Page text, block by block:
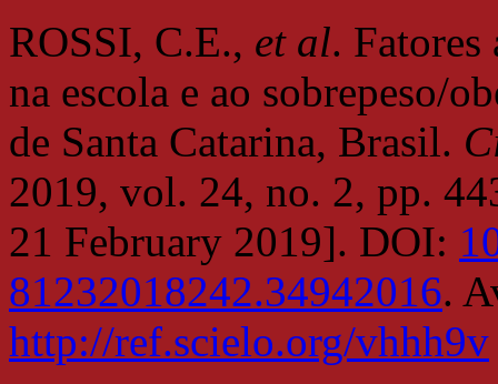
ROSSI, C.E., et al. Fatores
na escola e ao sobrepeso/
de Santa Catarina, Brasil.
2019, vol. 24, no. 2, pp.
21 February 2019]. DOI:
81232018242.34942016.
http://ref.scielo.org/vhhh9v